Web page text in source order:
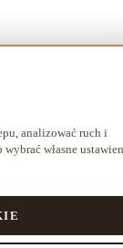
analizować ruch i
własne